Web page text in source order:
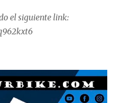
el siguiente link: